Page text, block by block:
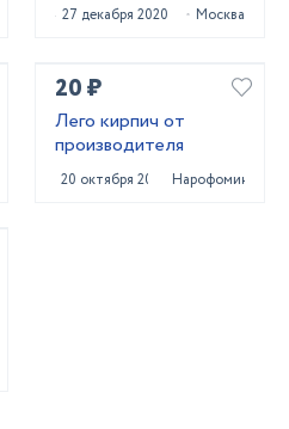
27 декабря 2020 Москва
20 ₽
Лего кирпич от
производителя
20 октября 2020 Нарофоминск